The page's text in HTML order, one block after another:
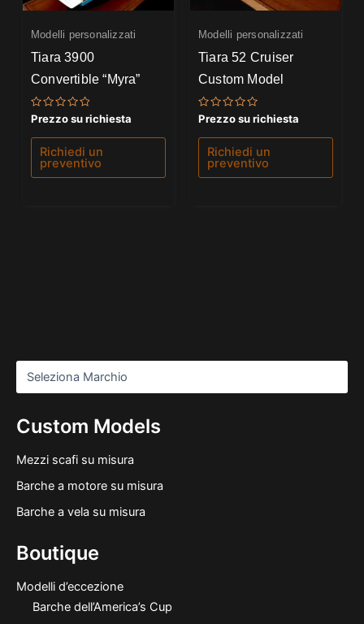
Custom Models
Mezzi scafi su misura
Barche a motore su misura
Barche a vela su misura
Boutique
Modelli d’eccezione
Barche dell’America’s Cup
Modelli personalizzati
Tiara 3900
Convertible “Myra”
Valutato
0
su
Prezzo su richiesta
Richiedi un
preventivo
Modelli personalizzati
Tiara 52 Cruiser
Custom Model
Valutato
0
su
Prezzo su richiesta
Richiedi un
preventivo